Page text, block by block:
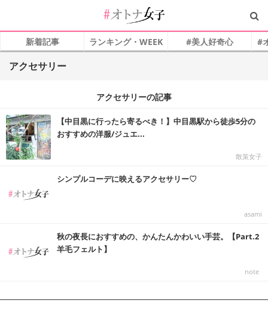
新着記事 ランキング・WEEK #美人好奇心 #
アクセサリー
アクセサリーの記事
【中目黒に行ったら寄るべき！】中目黒駅から徒歩5分の
おすすめの洋服/ジュエ...
散策女子
シンプルコーデに映えるアクセサリー♡
asami
秋の夜長におすすめの、かんたんかわいい手芸。【Part.2
羊毛フェルト】
note_